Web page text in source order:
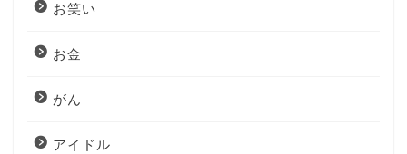
お笑い
お金
がん
アイドル